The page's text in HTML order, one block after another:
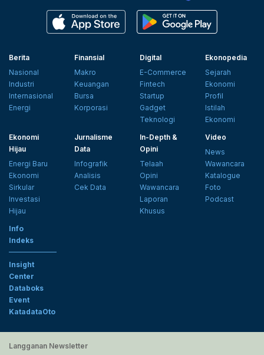
Berita
Nasional
Industri
Internasional
Energi
Finansial
Makro
Keuangan
Bursa
Korporasi
Digital
E-Commerce
Fintech
Startup
Gadget
Teknologi
Ekonopedia
Sejarah
Ekonomi
Profil
Istilah
Ekonomi
Ekonomi
Hijau
Energi Baru
Ekonomi
Sirkular
Investasi
Hijau
Jurnalisme
Data
Infografik
Analisis
Cek Data
In-Depth &
Opini
Telaah
Opini
Wawancara
Laporan
Khusus
Video
News
Wawancara
Katalogue
Foto
Podcast
Info
Indeks
Insight
Center
Databoks
Event
KatadataOto
Langganan Newsletter